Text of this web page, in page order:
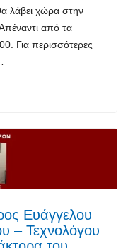
λάβει χώρα στην
από τα
Για περισσότερες
Ευάγγελου
– Τεχνολόγου